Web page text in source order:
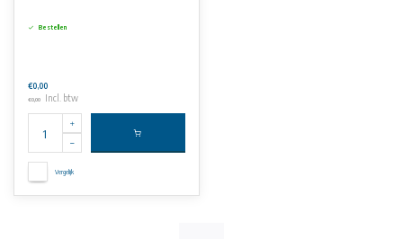
Bestellen
€0,00
€0,00 Incl. btw
Vergelijk